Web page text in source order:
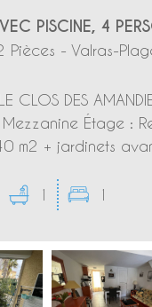
PISCINE, 4
Pièces - Valras-
CLOS DES
Étage :
m2 + jardinets
1 1